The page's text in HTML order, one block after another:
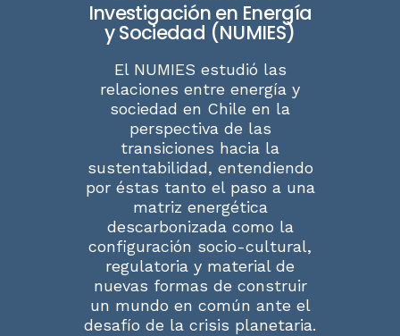
Investigación en Energía
y Sociedad (NUMIES)
El NUMIES estudió las
relaciones entre energía y
sociedad en Chile en la
perspectiva de las
transiciones hacia la
sustentabilidad, entendiendo
por éstas tanto el paso a una
matriz energética
descarbonizada como la
configuración socio-cultural,
regulatoria y material de
nuevas formas de construir
un mundo en común ante el
desafío de la crisis planetaria.